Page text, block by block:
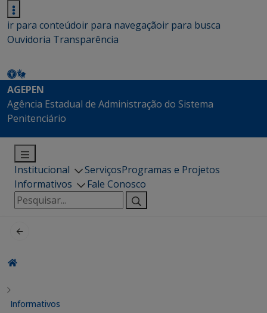
ir para conteúdoir para navegaçãoir para busca
Ouvidoria Transparência
AGEPEN
Agência Estadual de Administração do Sistema
Penitenciário
Institucional ServiçosProgramas e Projetos
Informativos
Fale Conosco
Pesquisar
por:
Informativos